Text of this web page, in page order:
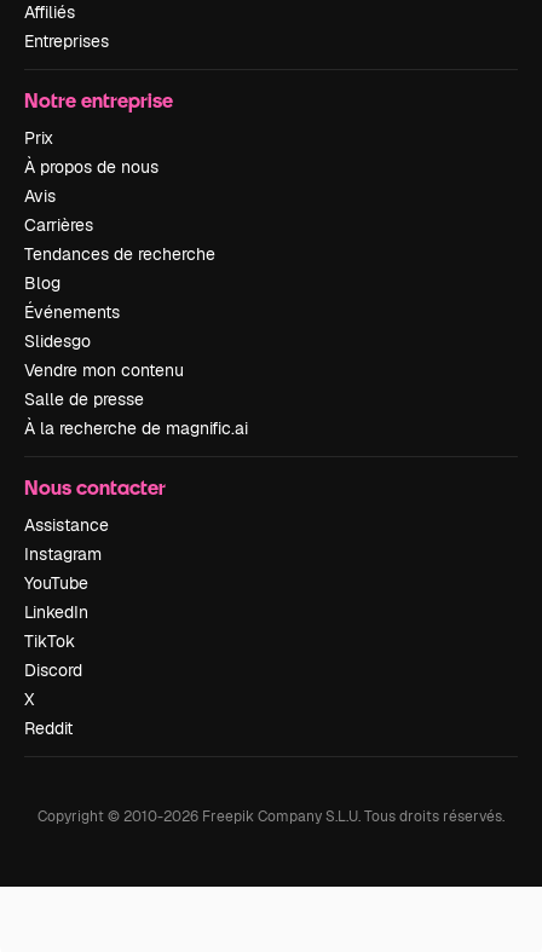
Affiliés
Entreprises
Notre entreprise
Prix
À propos de nous
Avis
Carrières
Tendances de recherche
Blog
Événements
Slidesgo
Vendre mon contenu
Salle de presse
À la recherche de magnific.ai
Nous contacter
Assistance
Instagram
YouTube
LinkedIn
TikTok
Discord
X
Reddit
Copyright © 2010-2026 Freepik Company S.L.U.Tous droits réservés.